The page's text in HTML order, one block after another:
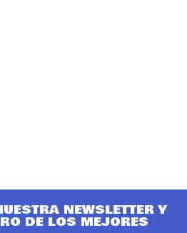
NEWSLETTER Y
DE LOS MEJORES